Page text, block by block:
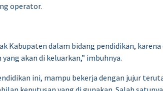
operator.
Kabupaten dalam bidang pendidikan,
akan di keluarkan,” imbuhnya.
ini, mampu bekerja dengan jujur